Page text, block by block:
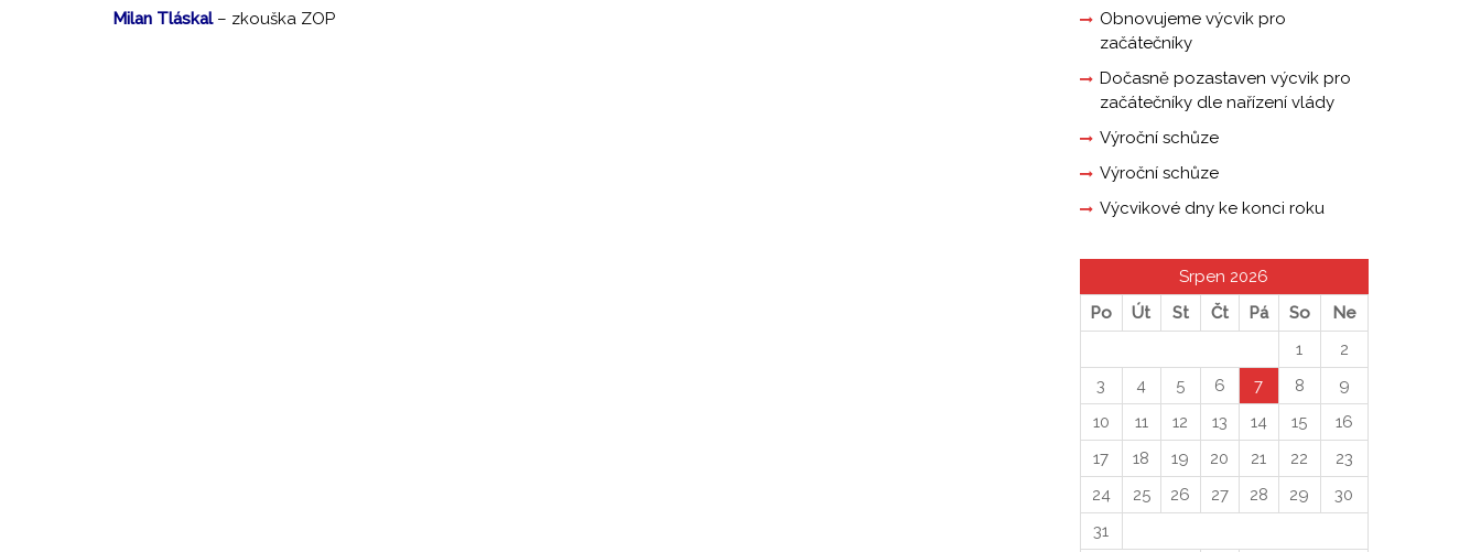
Milan Tláskal – zkouška ZOP
Obnovujeme výcvik pro
začátečníky
Dočasně pozastaven výcvik pro
začátečníky dle nařízení vlády
Výroční schůze
Výroční schůze
Výcvikové dny ke konci roku
Srpen 2026
Po
Út St Čt Pá So Ne
1
2
3
4 5 6 7 8
9
10
11 12 13 14 15
16
17
18 19 20 21 22
23
24
25 26 27 28 29
30
31